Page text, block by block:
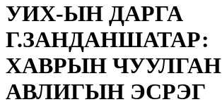
УИХ-ЫН ДАРГА
Г.ЗАНДАНШАТАР:
ХАВРЫН ЧУУЛГАН
АВЛИГЫН ЭСРЭГ